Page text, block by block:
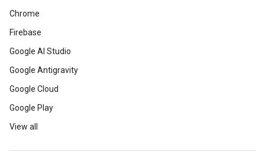
Chrome
Firebase
Google AI Studio
Google Antigravity
Google Cloud
Google Play
View all